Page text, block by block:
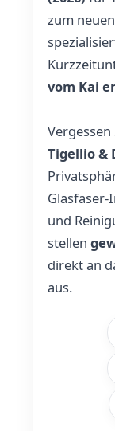
zum
vom Kai
Vergessen
Tigellio &
und
stellen
direkt an
aus.